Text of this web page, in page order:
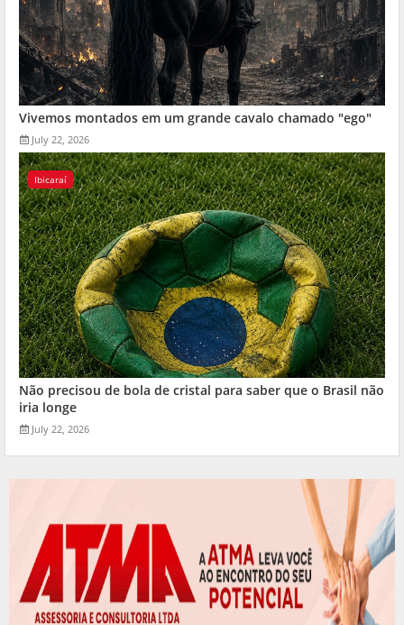
Vivemos montados em um grande cavalo chamado "ego"
July 22, 2026
Ibicaraí
Não precisou de bola de cristal para saber que o Brasil não
iria longe
July 22, 2026